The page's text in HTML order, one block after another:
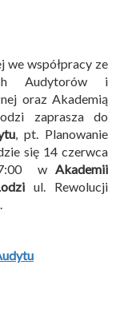
współpracy ze
Audytorów i
oraz Akademią
zaprasza do
, pt. Planowanie
się 14 czerwca
w Akademii
ul. Rewolucji